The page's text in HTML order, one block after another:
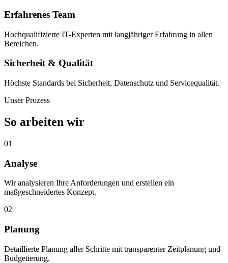
Erfahrenes Team
Hochqualifizierte IT-Experten mit langjähriger Erfahrung in allen
Bereichen.
Sicherheit & Qualität
Höchste Standards bei Sicherheit, Datenschutz und Servicequalität.
Unser Prozess
So arbeiten wir
01
Analyse
Wir analysieren Ihre Anforderungen und erstellen ein
maßgeschneidertes Konzept.
02
Planung
Detaillierte Planung aller Schritte mit transparenter Zeitplanung und
Budgetierung.